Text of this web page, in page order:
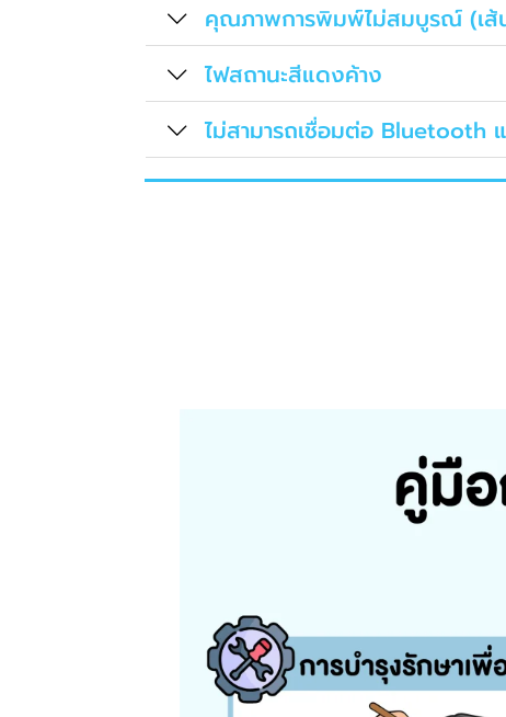
คุณภาพการพิมพ์ไม่สมบูรณ์ (เส้
ไฟสถานะสีแดงค้าง
ไม่สามารถเชื่อมต่อ Bluetooth